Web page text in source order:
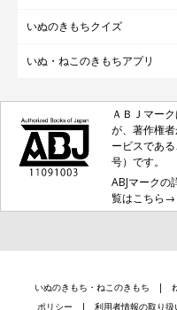
いぬのきもちクイズ
いぬ・ねこのきもちアプリ
ＡＢＪマー
が、著作権
ービスであ
号）です。
ABJマークの
覧はこちら→
いぬのきもち・ねこのきもち
ポリシー
利用者情報の取り扱